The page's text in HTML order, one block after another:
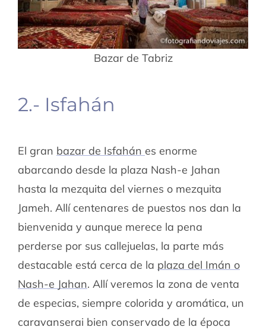
Bazar de Tabriz
2.- Isfahán
El gran bazar de Isfahán es enorme
abarcando desde la plaza Nash-e Jahan
hasta la mezquita del viernes o mezquita
Jameh. Allí centenares de puestos nos dan la
bienvenida y aunque merece la pena
perderse por sus callejuelas, la parte más
destacable está cerca de la plaza del Imán o
Nash-e Jahan. Allí veremos la zona de venta
de especias, siempre colorida y aromática, un
caravanserai bien conservado de la época